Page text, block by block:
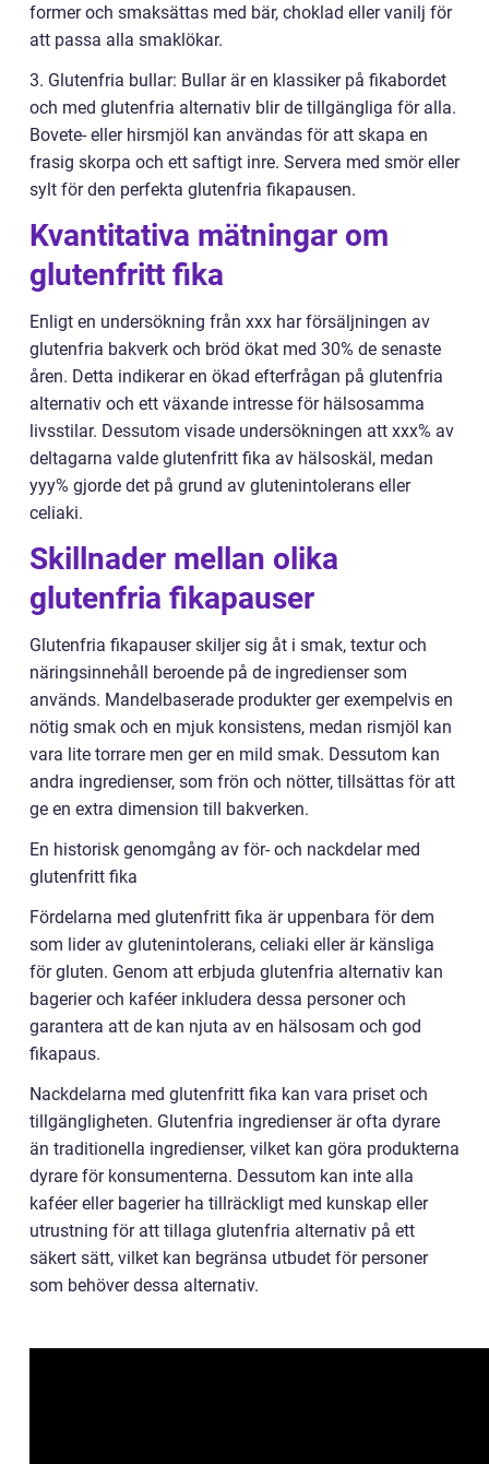
former och smaksättas med bär, choklad eller vanilj för
att passa alla smaklökar.
3. Glutenfria bullar: Bullar är en klassiker på fikabordet
och med glutenfria alternativ blir de tillgängliga för alla.
Bovete- eller hirsmjöl kan användas för att skapa en
frasig skorpa och ett saftigt inre. Servera med smör eller
sylt för den perfekta glutenfria fikapausen.
Kvantitativa mätningar om
glutenfritt fika
Enligt en undersökning från xxx har försäljningen av
glutenfria bakverk och bröd ökat med 30% de senaste
åren. Detta indikerar en ökad efterfrågan på glutenfria
alternativ och ett växande intresse för hälsosamma
livsstilar. Dessutom visade undersökningen att xxx% av
deltagarna valde glutenfritt fika av hälsoskäl, medan
yyy% gjorde det på grund av glutenintolerans eller
celiaki.
Skillnader mellan olika
glutenfria fikapauser
Glutenfria fikapauser skiljer sig åt i smak, textur och
näringsinnehåll beroende på de ingredienser som
används. Mandelbaserade produkter ger exempelvis en
nötig smak och en mjuk konsistens, medan rismjöl kan
vara lite torrare men ger en mild smak. Dessutom kan
andra ingredienser, som frön och nötter, tillsättas för att
ge en extra dimension till bakverken.
En historisk genomgång av för- och nackdelar med
glutenfritt fika
Fördelarna med glutenfritt fika är uppenbara för dem
som lider av glutenintolerans, celiaki eller är känsliga
för gluten. Genom att erbjuda glutenfria alternativ kan
bagerier och kaféer inkludera dessa personer och
garantera att de kan njuta av en hälsosam och god
fikapaus.
Nackdelarna med glutenfritt fika kan vara priset och
tillgängligheten. Glutenfria ingredienser är ofta dyrare
än traditionella ingredienser, vilket kan göra produkterna
dyrare för konsumenterna. Dessutom kan inte alla
kaféer eller bagerier ha tillräckligt med kunskap eller
utrustning för att tillaga glutenfria alternativ på ett
säkert sätt, vilket kan begränsa utbudet för personer
som behöver dessa alternativ.